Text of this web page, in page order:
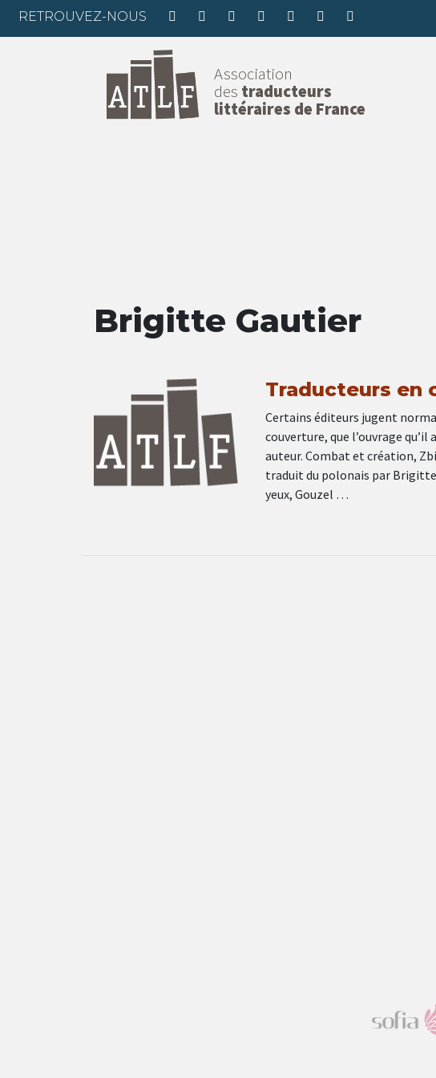
RETROUVEZ-NOUS
Association
des traducteurs
littéraires de France
Brigitte Gautier
Traducteurs en
Certains éditeurs jugent
couverture, que l’ouvrage
auteur. Combat et création,
traduit du polonais par
yeux, Gouzel …